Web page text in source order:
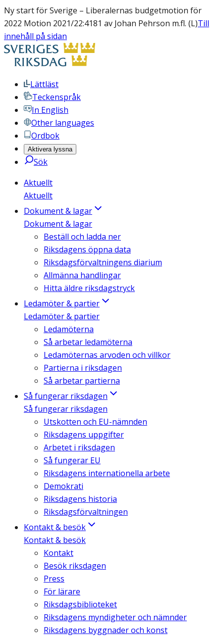
Ny start för Sverige – Liberalernas budgetmotion för
2022 Motion 2021/22:4181 av Johan Pehrson m.fl. (L)Till
innehåll på sidan
Lättläst
Teckenspråk
In English
Other languages
Ordbok
Aktivera lyssna
Sök
Aktuellt
Aktuellt
Dokument & lagar
Dokument & lagar
Beställ och ladda ner
Riksdagens öppna data
Riksdagsförvaltningens diarium
Allmänna handlingar
Hitta äldre riksdagstryck
Ledamöter & partier
Ledamöter & partier
Ledamöterna
Så arbetar ledamöterna
Ledamöternas arvoden och villkor
Partierna i riksdagen
Så arbetar partierna
Så fungerar riksdagen
Så fungerar riksdagen
Utskotten och EU-nämnden
Riksdagens uppgifter
Arbetet i riksdagen
Så fungerar EU
Riksdagens internationella arbete
Demokrati
Riksdagens historia
Riksdagsförvaltningen
Kontakt & besök
Kontakt & besök
Kontakt
Besök riksdagen
Press
För lärare
Riksdagsbiblioteket
Riksdagens myndigheter och nämnder
Riksdagens byggnader och konst